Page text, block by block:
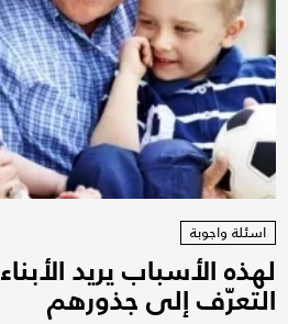
اسئلة واجوبة
لهذه الأسباب يريد الأبناء
التعرّف إلى جذورهم